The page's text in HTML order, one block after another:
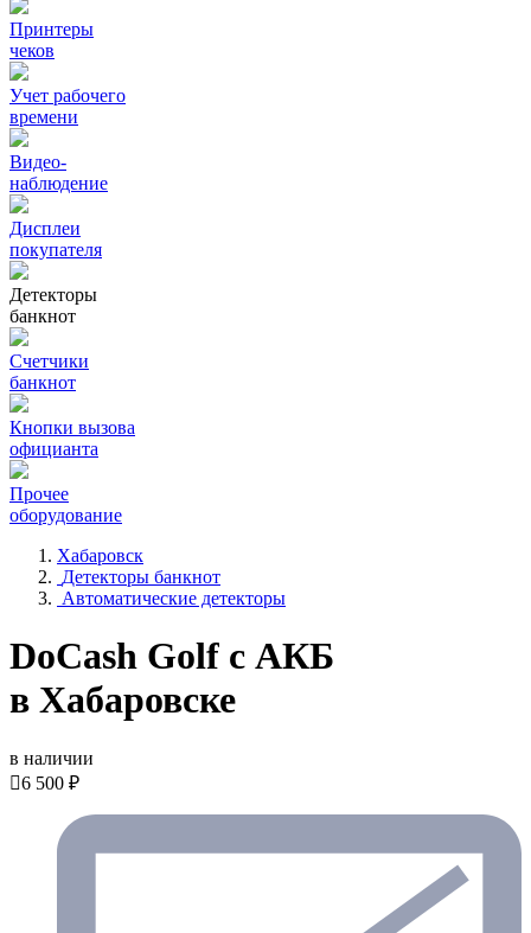
Принтеры
чеков
Учет рабочего
времени
Видео‑
наблюдение
Дисплеи
покупателя
Детекторы
банкнот
Счетчики
банкнот
Кнопки вызова
официанта
Прочее
оборудование
Хабаровск
Детекторы банкнот
Автоматические детекторы
DoCash Golf с АКБ
в Хабаровске
в наличии
6 500 ₽